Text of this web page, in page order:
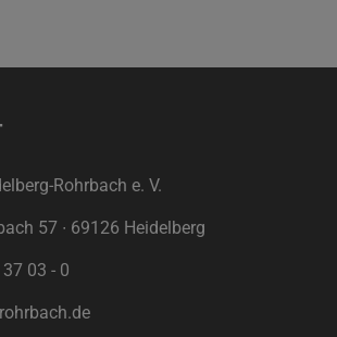
Rohrbach e. V.
57 ∙ 69126 Heidelberg
03 - 0